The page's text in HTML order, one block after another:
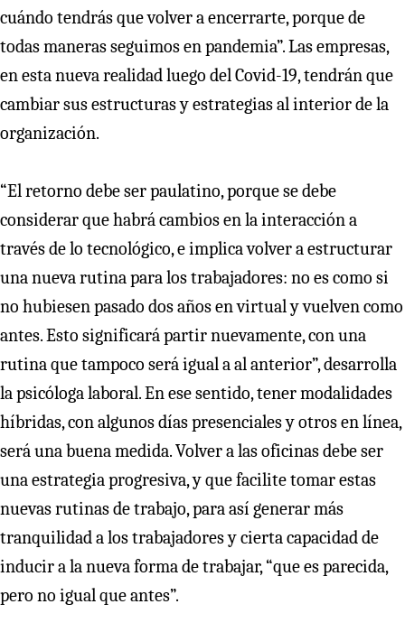
cuándo tendrás que volver a encerrarte, porque de
todas maneras seguimos en pandemia”. Las empresas,
en esta nueva realidad luego del Covid-19, tendrán que
cambiar sus estructuras y estrategias al interior de la
organización.
“El retorno debe ser paulatino, porque se debe
considerar que habrá cambios en la interacción a
través de lo tecnológico, e implica volver a estructurar
una nueva rutina para los trabajadores: no es como si
no hubiesen pasado dos años en virtual y vuelven como
antes. Esto significará partir nuevamente, con una
rutina que tampoco será igual a al anterior”, desarrolla
la psicóloga laboral. En ese sentido, tener modalidades
híbridas, con algunos días presenciales y otros en línea,
será una buena medida. Volver a las oficinas debe ser
una estrategia progresiva, y que facilite tomar estas
nuevas rutinas de trabajo, para así generar más
tranquilidad a los trabajadores y cierta capacidad de
inducir a la nueva forma de trabajar, “que es parecida,
pero no igual que antes”.